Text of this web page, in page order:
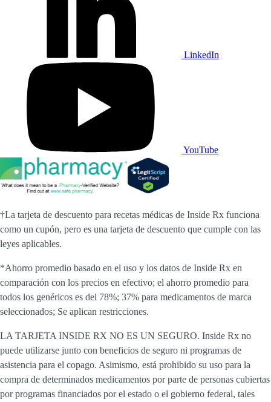
LinkedIn
YouTube
†La tarjeta de descuento para recetas médicas de Inside Rx funciona
como un cupón, pero es una tarjeta de descuento que cumple con las
leyes aplicables.
*Ahorro promedio basado en el uso y los datos de Inside Rx en
comparación con los precios en efectivo; el ahorro promedio para
todos los genéricos es del 78%; 37% para medicamentos de marca
seleccionados; Se aplican restricciones.
LA TARJETA INSIDE RX NO ES UN SEGURO. Inside Rx no
puede utilizarse junto con beneficios de seguro ni programas de
asistencia para el copago. Asimismo, está prohibido su uso para la
compra de determinados medicamentos por parte de personas cubiertas
por programas financiados por el estado o el gobierno federal, tales